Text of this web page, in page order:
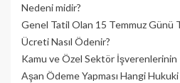
Nedeni midir?
Genel Tatil Olan 15 Temmuz Günü
Ücreti Nasıl Ödenir?
Kamu ve Özel Sektör İşverenlerinin
Aşan Ödeme Yapması Hangi